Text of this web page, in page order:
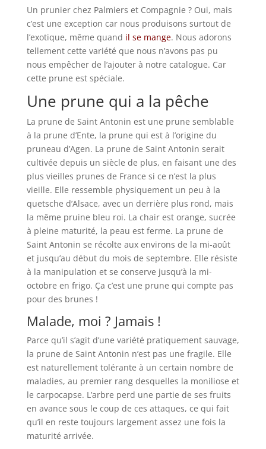
Un prunier chez Palmiers et Compagnie ? Oui, mais
c’est une exception car nous produisons surtout de
l’exotique, même quand il se mange. Nous adorons
tellement cette variété que nous n’avons pas pu
nous empêcher de l’ajouter à notre catalogue. Car
cette prune est spéciale.
Une prune qui a la pêche
La prune de Saint Antonin est une prune semblable
à la prune d’Ente, la prune qui est à l’origine du
pruneau d’Agen. La prune de Saint Antonin serait
cultivée depuis un siècle de plus, en faisant une des
plus vieilles prunes de France si ce n’est la plus
vieille. Elle ressemble physiquement un peu à la
quetsche d’Alsace, avec un derrière plus rond, mais
la même pruine bleu roi. La chair est orange, sucrée
à pleine maturité, la peau est ferme. La prune de
Saint Antonin se récolte aux environs de la mi-août
et jusqu’au début du mois de septembre. Elle résiste
à la manipulation et se conserve jusqu’à la mi-
octobre en frigo. Ça c’est une prune qui compte pas
pour des brunes !
Malade, moi ? Jamais !
Parce qu’il s’agit d’une variété pratiquement sauvage,
la prune de Saint Antonin n’est pas une fragile. Elle
est naturellement tolérante à un certain nombre de
maladies, au premier rang desquelles la moniliose et
le carpocapse. L’arbre perd une partie de ses fruits
en avance sous le coup de ces attaques, ce qui fait
qu’il en reste toujours largement assez une fois la
maturité arrivée.